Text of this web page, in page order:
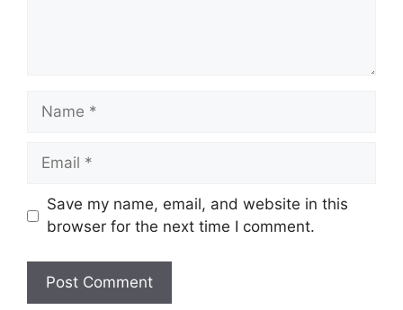
Name
Email
Website
Save my name, email, and website in this
browser for the next time I comment.